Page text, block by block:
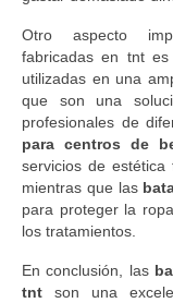
Otro aspecto
fabricadas en tnt
utilizadas en una
que son una
profesionales de
para centros de
servicios de estética
mientras que las
para proteger la
los tratamientos.
En conclusión, las
tnt son una